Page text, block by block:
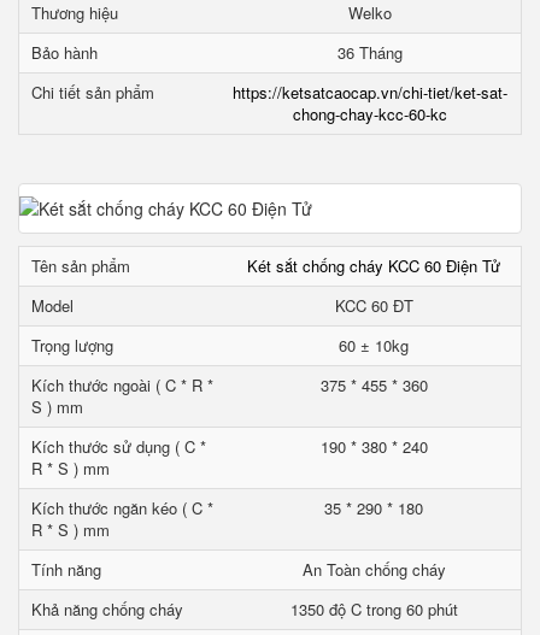
Thương hiệu
Welko
Bảo hành
36 Tháng
Chi tiết sản phẩm
https://ketsatcaocap.vn/chi-tiet/ket-sat-
chong-chay-kcc-60-kc
Tên sản phẩm
Két sắt chống cháy KCC 60 Điện Tử
Model
KCC 60 ĐT
Trọng lượng
60 ± 10kg
Kích thước ngoài ( C * R *
S ) mm
375 * 455 * 360
Kích thước sử dụng ( C *
R * S ) mm
190 * 380 * 240
Kích thước ngăn kéo ( C *
R * S ) mm
35 * 290 * 180
Tính năng
An Toàn chống cháy
Khả năng chống cháy
1350 độ C trong 60 phút